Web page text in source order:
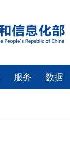
服务 数据